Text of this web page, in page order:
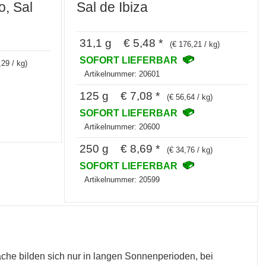
Sal
/ kg)
Sal de Ibiza
31,1 g € 5,48 * (€ 176,21 / kg)
SOFORT LIEFERBAR
Artikelnummer: 20601
125 g € 7,08 * (€ 56,64 / kg)
SOFORT LIEFERBAR
Artikelnummer: 20600
250 g € 8,69 * (€ 34,76 / kg)
SOFORT LIEFERBAR
Artikelnummer: 20599
bilden sich nur in langen Sonnenperioden, bei